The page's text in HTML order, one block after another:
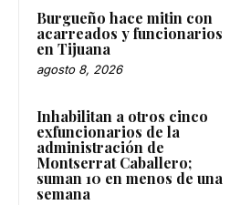
Burgueño hace mitin con
acarreados y funcionarios
en Tijuana
agosto 8, 2026
Inhabilitan a otros cinco
exfuncionarios de la
administración de
Montserrat Caballero;
suman 10 en menos de una
semana